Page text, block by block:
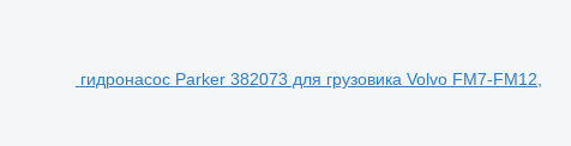
гидронасос Parker 382073 для грузовика Volvo FM7-FM12,